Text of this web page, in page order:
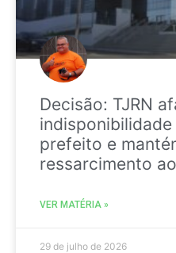
Decisão: TJRN
prefeito e
ressarcimento
VER MATÉRIA »
29 de julho de 2026